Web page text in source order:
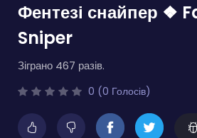
Фентезі снайпер ❖
Sniper
Зіграно 467 разів.
0 (0 Голосів)